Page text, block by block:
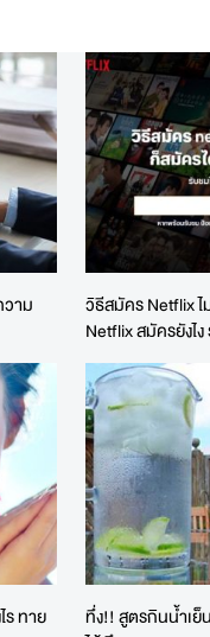
าม
วิธีสมัคร Netflix
Netflix สมัครยังไง
ทาย
ทึ่ง!! สูตรกินน้ำเ